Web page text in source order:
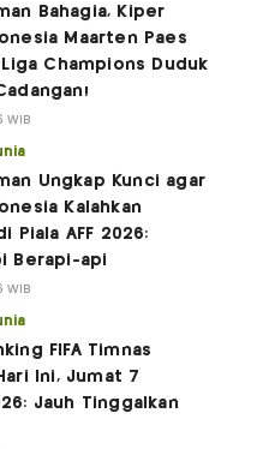
Bahagia, Kiper
Maarten Paes
Liga Champions Duduk
WIB
Ungkap Kunci agar
Kalahkan
Piala AFF 2026:
Berapi-api
WIB
FIFA Timnas
Ini, Jumat 7
Jauh Tinggalkan